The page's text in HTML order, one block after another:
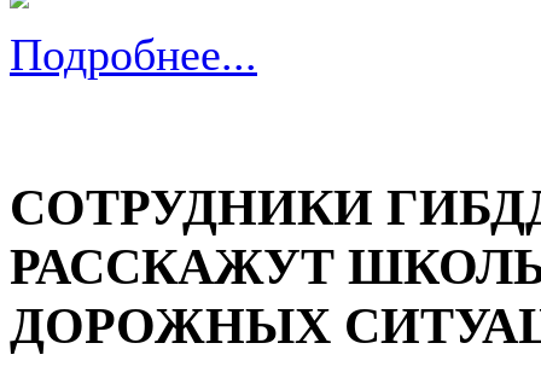
Подробнее...
СОТРУДНИКИ
РАССКАЖУТ
ДОРОЖНЫХ